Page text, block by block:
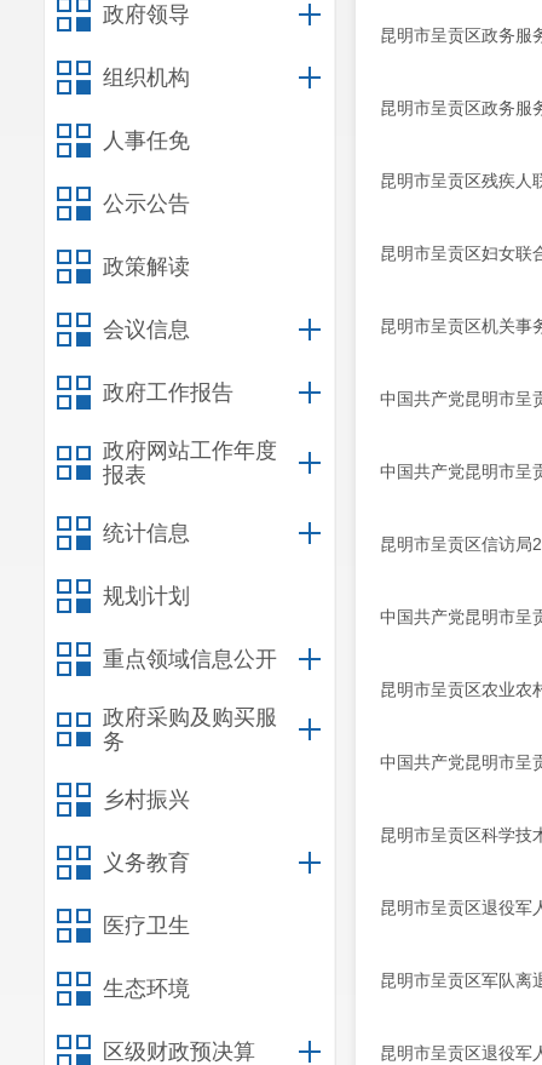
政府领导
组织机构
人事任免
公示公告
政策解读
会议信息
政府工作报告
政府网站工作年度
报表
统计信息
规划计划
重点领域信息公开
政府采购及购买服
务
乡村振兴
义务教育
医疗卫生
生态环境
区级财政预决算
昆明市呈贡区政务服
昆明市呈贡区政务服
昆明市呈贡区残疾人
昆明市呈贡区妇女联
昆明市呈贡区机关事
中国共产党昆明市呈
中国共产党昆明市呈
昆明市呈贡区信访局
中国共产党昆明市呈
昆明市呈贡区农业农
中国共产党昆明市呈
昆明市呈贡区科学技
昆明市呈贡区退役军
昆明市呈贡区军队离
昆明市呈贡区退役军